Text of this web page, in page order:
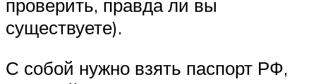
проверить, правда ли вы
существуете).
С собой нужно взять паспорт РФ,